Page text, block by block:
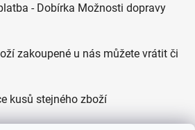
- Dobírka Možnosti dopravy
zakoupené u nás můžete vrátit či
kusů stejného zboží